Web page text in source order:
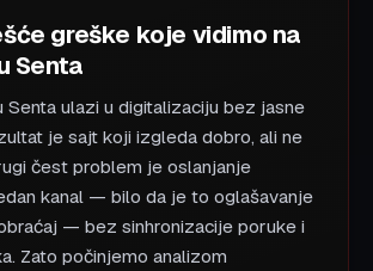
greške koje vidimo na
Senta
Senta ulazi u digitalizaciju bez jasne
je sajt koji izgleda dobro, ali ne
čest problem je oslanjanje
kanal — bilo da je to oglašavanje
— bez sinhronizacije poruke i
Zato počinjemo analizom